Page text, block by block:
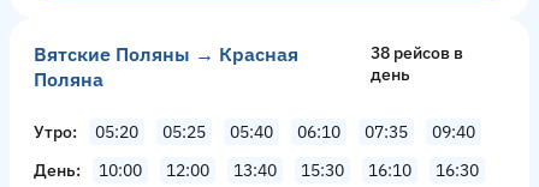
Вятские Поляны → Красная
Поляна
38 рейсов в
день
Утро 05:20 05:25 05:40 06:10 07:35
09:40
День
10:00 12:00 13:40 15:30 16:10
16:30